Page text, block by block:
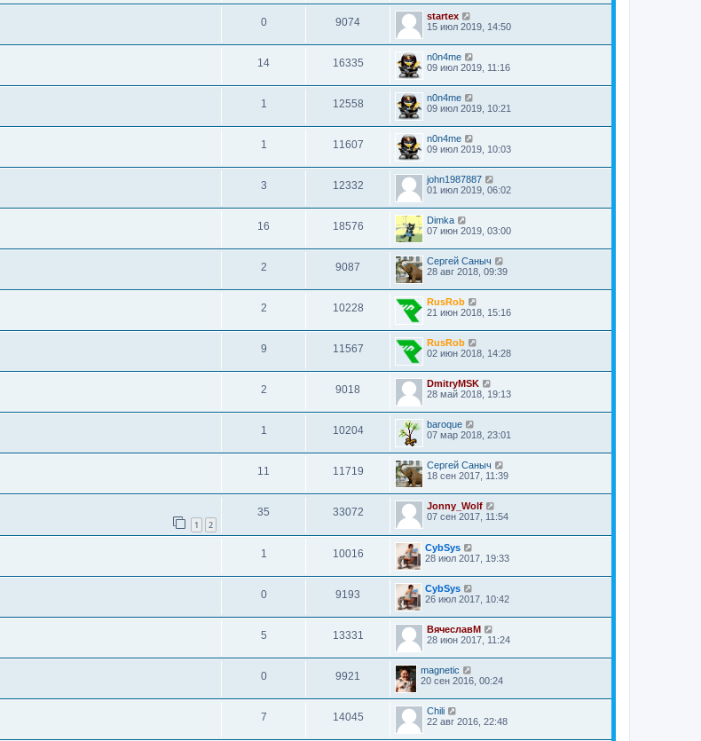
0 9074
startex
15 июл 2019, 14:50
14 16335
n0n4me
09 июл 2019, 11:16
1 12558
n0n4me
09 июл 2019, 10:21
1 11607
n0n4me
09 июл 2019, 10:03
3 12332
john1987887
01 июл 2019, 06:02
16 18576
Dimka
07 июн 2019, 03:00
2 9087
Сергей Саныч
28 авг 2018, 09:39
2 10228
RusRob
21 июн 2018, 15:16
9 11567
RusRob
02 июн 2018, 14:28
2 9018
DmitryMSK
28 май 2018, 19:13
1 10204
baroque
07 мар 2018, 23:01
11 11719
Сергей Саныч
18 сен 2017, 11:39
1 2
35 33072
Jonny_Wolf
07 сен 2017, 11:54
1 10016
CybSys
28 июл 2017, 19:33
0 9193
CybSys
26 июл 2017, 10:42
5 13331
ВячеславМ
28 июн 2017, 11:24
0 9921
magnetic
20 сен 2016, 00:24
7 14045
Chili
22 авг 2016, 22:48